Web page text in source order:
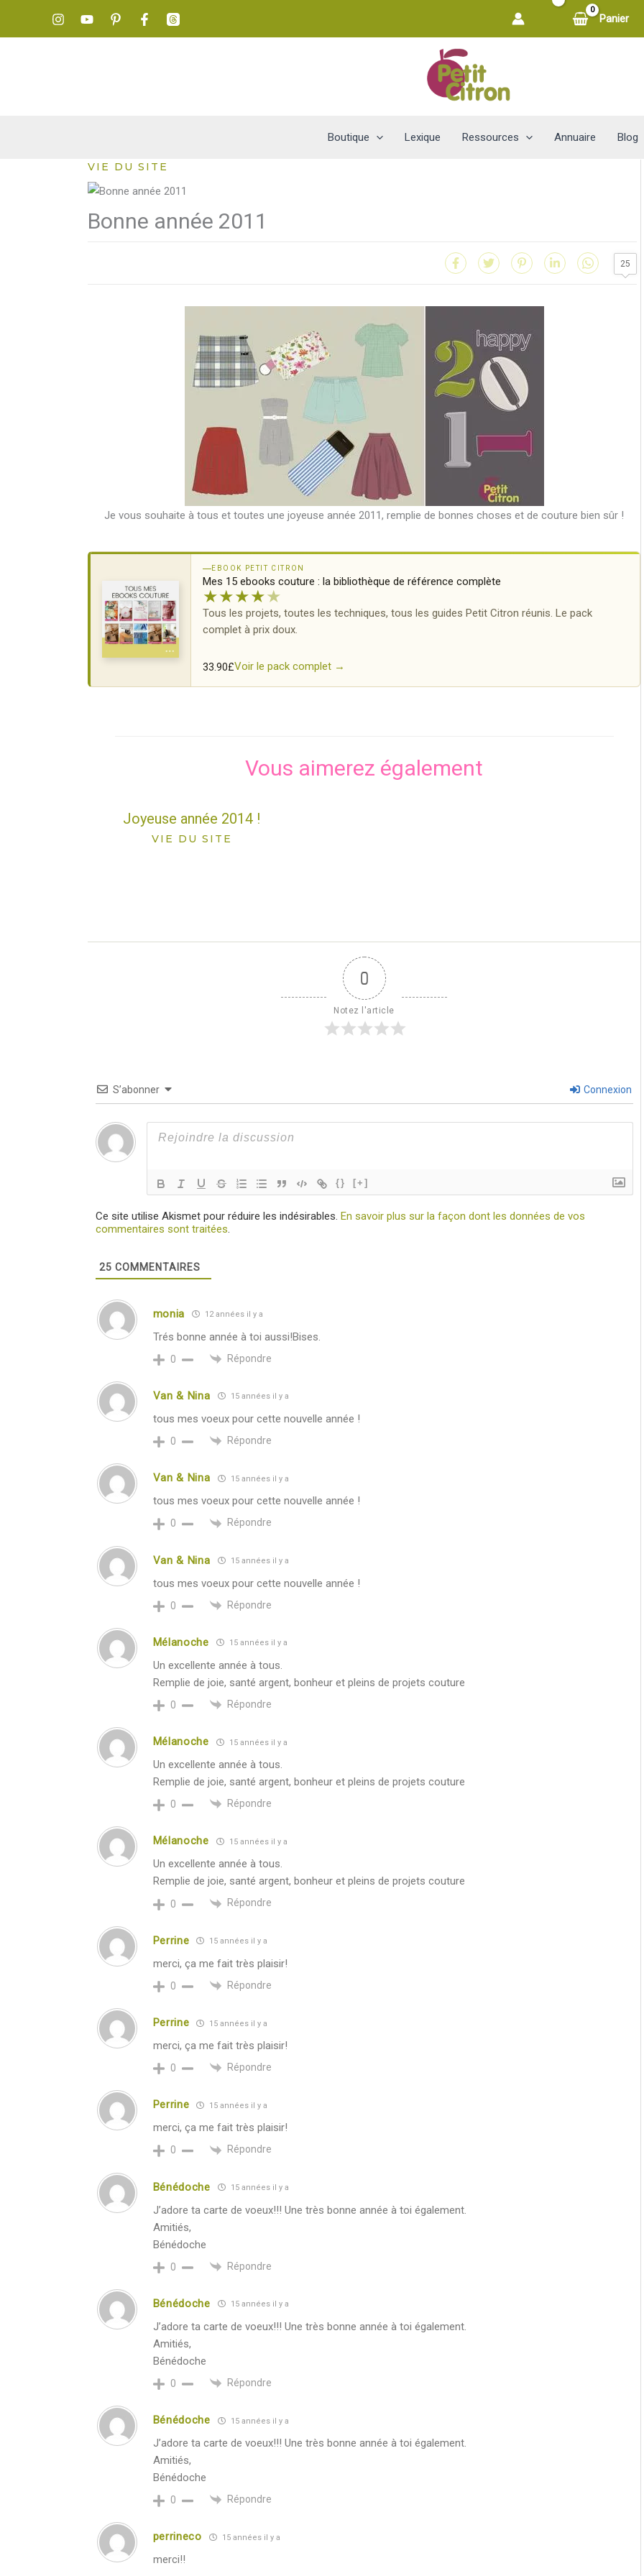
Panier
Boutique Lexique Ressources Annuaire Blog
VIE DU SITE
Bonne année 2011
25
Je vous souhaite à tous et toutes une joyeuse année 2011, remplie de bonnes choses et de couture bien sûr !
EBOOK PETIT CITRON
Mes 15 ebooks couture : la bibliothèque de référence complète
★★★★★
Tous les projets, toutes les techniques, tous les guides Petit Citron réunis. Le pack
complet à prix doux.
33.90£Voir le pack complet →
Vous aimerez également
Joyeuse année 2014 !
VIE DU SITE
0
Notez l'article
S’abonner Connexion
{} [+]
Ce site utilise Akismet pour réduire les indésirables. En savoir plus sur la façon dont les données de vos
commentaires sont traitées.
25 COMMENTAIRES
monia 12 années il y a
Trés bonne année à toi aussi!Bises.
0 Répondre
Van & Nina 15 années il y a
tous mes voeux pour cette nouvelle année !
0 Répondre
Van & Nina 15 années il y a
tous mes voeux pour cette nouvelle année !
0 Répondre
Van & Nina 15 années il y a
tous mes voeux pour cette nouvelle année !
0 Répondre
Mélanoche 15 années il y a
Un excellente année à tous.
Remplie de joie, santé argent, bonheur et pleins de projets couture
0 Répondre
Mélanoche 15 années il y a
Un excellente année à tous.
Remplie de joie, santé argent, bonheur et pleins de projets couture
0 Répondre
Mélanoche 15 années il y a
Un excellente année à tous.
Remplie de joie, santé argent, bonheur et pleins de projets couture
0 Répondre
Perrine 15 années il y a
merci, ça me fait très plaisir!
0 Répondre
Perrine 15 années il y a
merci, ça me fait très plaisir!
0 Répondre
Perrine 15 années il y a
merci, ça me fait très plaisir!
0 Répondre
Bénédoche 15 années il y a
J’adore ta carte de voeux!!! Une très bonne année à toi également.
Amitiés,
Bénédoche
0 Répondre
Bénédoche 15 années il y a
J’adore ta carte de voeux!!! Une très bonne année à toi également.
Amitiés,
Bénédoche
0 Répondre
Bénédoche 15 années il y a
J’adore ta carte de voeux!!! Une très bonne année à toi également.
Amitiés,
Bénédoche
0 Répondre
perrineco 15 années il y a
merci!!